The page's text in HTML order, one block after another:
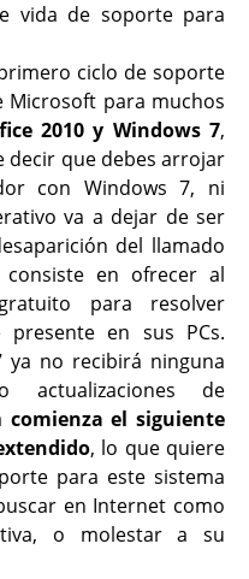
vida de soporte para
ciclo de soporte
Microsoft para muchos
2010 y Windows 7,
decir que debes arrojar
con Windows 7, ni
va a dejar de ser
del llamado
consiste en ofrecer al
para resolver
en sus PCs.
ya no recibirá ninguna
actualizaciones de
comienza el siguiente
, lo que quiere
para este sistema
en Internet como
o molestar a su